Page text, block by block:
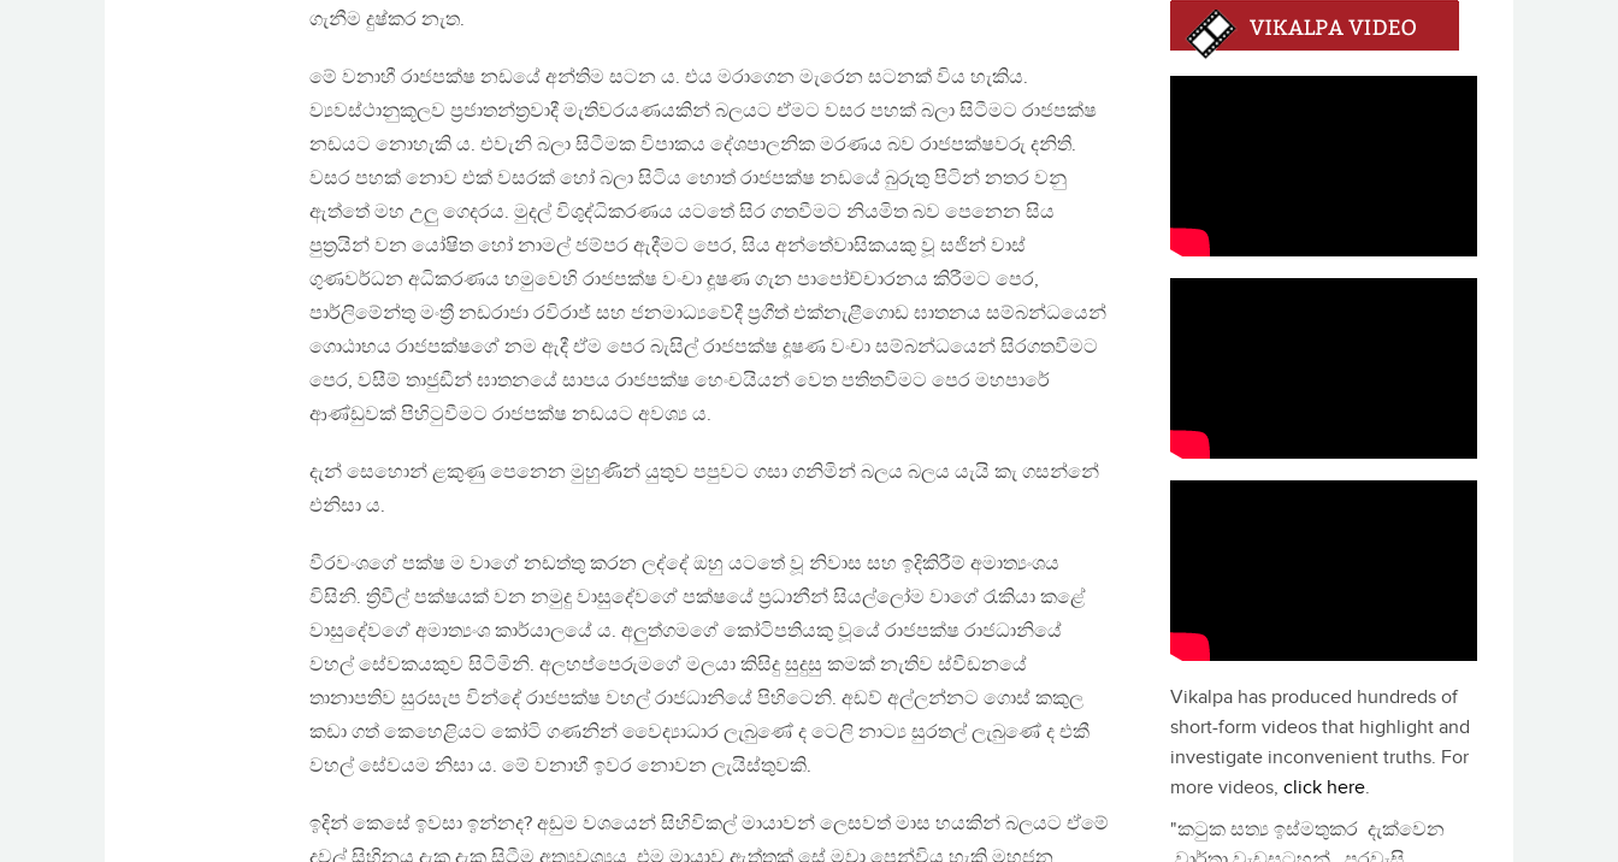
ගැනීම දුෂ්කර නැත.
මේ වනාහී රාජපක්ෂ නඩයේ අන්තිම සටන ය. එය මරාගෙන මැරෙන සටනක් විය හැකිය.
ව්‍යවස්ථානුකූලව ප්‍රජාතන්ත්‍රවාදී මැතිවරයණයකින් බලයට ඒමට වසර පහක් බලා සිටීමට රාජපක්ෂ
නඩයට නොහැකි ය. එවැනි බලා සිටීමක විපාකය දේශපාලනික මරණය බව රාජපක්ෂවරු දනිති.
වසර පහක් නොව එක් වසරක් හෝ බලා සිටිය හොත් රාජපක්ෂ නඩයේ බුරුතු පිටින් නතර වනු
ඇත්තේ මහ උලු ගෙදරය. මුදල් විශුද්ධිකරණය යටතේ සිර ගතවීමට නියමිත බව පෙනෙන සිය
පුත්‍රයින් වන යෝෂිත හෝ නාමල් ජම්පර ඇදීමට පෙර, සිය අන්තේවාසිකයකු වූ සජින් වාස්
ගුණවර්ධන අධිකරණය හමුවෙහි රාජපක්ෂ වංචා දූෂණ ගැන පාපෝච්චාරනය කිරීමට පෙර,
පාර්ලිමේන්තු මංත්‍රී නඩරාජා රවිරාජ් සහ ජනමාධ්‍යවේදී ප්‍රගීත් එක්නැළීගොඩ ඝාතනය සම්බන්ධයෙන්
ගොඨාභය රාජපක්ෂගේ නම ඇදී ඒම පෙර බැසිල් රාජපක්ෂ දූෂණ වංචා සම්බන්ධයෙන් සිරගතවීමට
පෙර, වසීම් තාජුඩීන් ඝාතනයේ සාපය රාජපක්ෂ හෙංචයියන් වෙත පතිතවීමට පෙර මහපාරේ
ආණ්ඩුවක් පිහිටුවීමට රාජපක්ෂ නඩයට අවශ්‍ය ය.
දැන් සෙහොන් ළකුණු පෙනෙන මුහුණින් යුතුව පපුවට ගසා ගනිමින් බලය බලය යැයි කැ ගසන්නේ
එනිසා ය.
වීරවංශගේ පක්ෂ ම වාගේ නඩත්තු කරන ලද්දේ ඔහු යටතේ වූ නිවාස සහ ඉදිකිරීම් අමාත්‍යංශය
විසිනි. ත්‍රිවීල් පක්ෂයක් වන නමුදු වාසුදේවගේ පක්ෂයේ ප්‍රධානීන් සියල්ලෝම වාගේ රැකියා කළේ
වාසුදේවගේ අමාත්‍යංශ කාර්යාලයේ ය. අලුත්ගමගේ කෝටිපතියකු වූයේ රාජපක්ෂ රාජධානියේ
වහල් සේවකයකුව සිටිමිනි. අලහප්පෙරුමගේ මලයා කිසිදු සුදුසු කමක් නැතිව ස්වීඩනයේ
තානාපතිව සුරසැප වින්දේ රාජපක්ෂ වහල් රාජධානියේ පිහිටෙනි. අඩව් අල්ලන්නට ‍ගොස් කකුල
කඩා ගත් කෙහෙළියට කෝටි ගණනින් වෛද්‍යාධාර ලැබුණේ ද ටෙලි නාට්‍ය සුරතල් ලැබුණේ ද එකී
වහල් සේවයම නිසා ය. මේ වනාහී ඉවර නොවන ලැයිස්තුවකි.
ඉදින් කෙසේ ඉවසා ඉන්නද? අඩුම වශයෙන් සිහිවිකල් මායාවන් ලෙසවත් මාස හයකින් බලයට ඒමේ
Vikalpa has produced hundreds of
short-form videos that highlight and
investigate inconvenient truths. For
more videos, click here.
"කටුක සත්‍ය ඉස්මතුකර දැක්වෙන